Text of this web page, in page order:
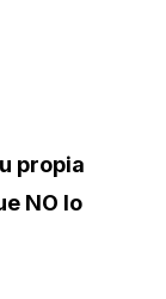
propia
NO lo